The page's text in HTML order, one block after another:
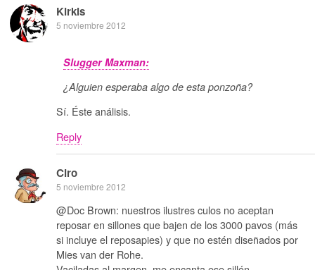
Kirkis
5 noviembre 2012
Slugger Maxman:
¿Alguien esperaba algo de esta ponzoña?
Sí. Éste análisis.
Reply
Ciro
5 noviembre 2012
@Doc Brown: nuestros ilustres culos no aceptan
reposar en sillones que bajen de los 3000 pavos (más
si incluye el reposapies) y que no estén diseñados por
Mies van der Rohe.